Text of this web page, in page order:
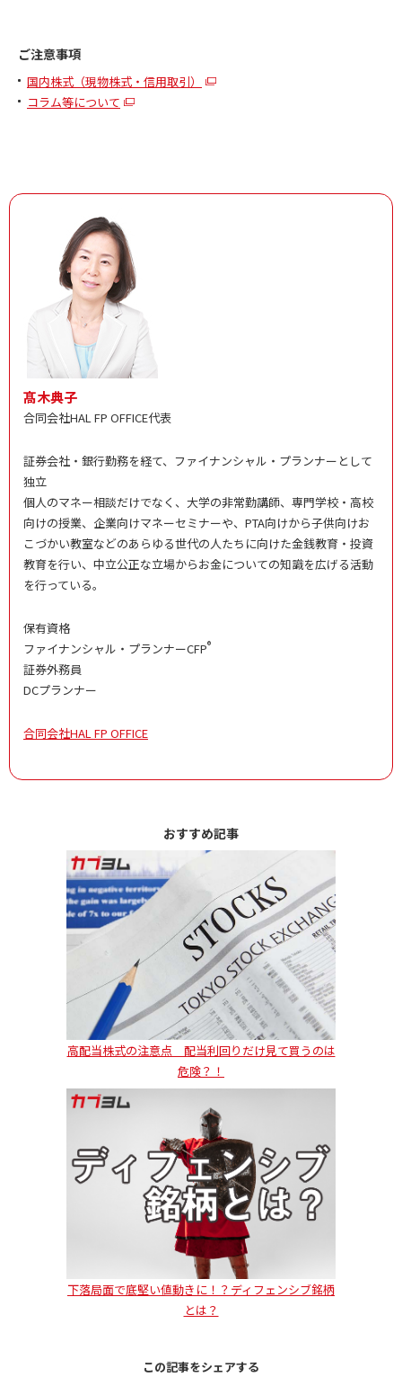
ご注意事項
国内株式（現物株式・信用取引）
コラム等について
髙木典子
合同会社HAL FP OFFICE代表
証券会社・銀行勤務を経て、ファイナンシャル・プランナーとして
独立
個人のマネー相談だけでなく、大学の非常勤講師、専門学校・高校
向けの授業、企業向けマネーセミナーや、PTA向けから子供向けお
こづかい教室などのあらゆる世代の人たちに向けた金銭教育・投資
教育を行い、中立公正な立場からお金についての知識を広げる活動
を行っている。
保有資格
ファイナンシャル・プランナーCFP®
証券外務員
DCプランナー
合同会社HAL FP OFFICE
おすすめ記事
高配当株式の注意点 配当利回りだけ見て買うのは
危険？！
下落局面で底堅い値動きに！？ディフェンシブ銘柄
とは？
この記事をシェアする